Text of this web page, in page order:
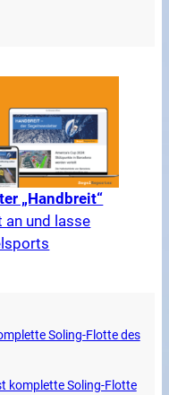
„Handbreit“
an und lasse
Soling-Flotte des
komplette Soling-Flotte